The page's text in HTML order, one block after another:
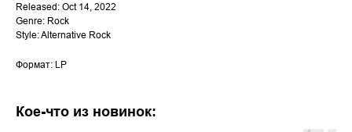
Released: Oct 14, 2022
Genre: Rock
Style: Alternative Rock
Формат: LP
Кое-что из новинок: